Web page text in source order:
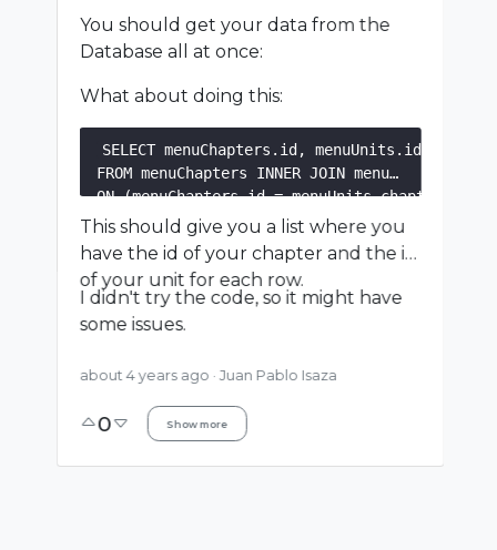
You should get your data from the
Database all at once:
What about doing this:
SELECT menuChapters.id, menuUnits.id
FROM menuChapters INNER JOIN menuUnits
ON (menuChapters.id = menuUnits.chapter_id)
WHERE menuChapters.class=$get_class AND
This should give you a list where you
have the id of your chapter and the id
of your unit for each row.
I didn't try the code, so it might have
some issues.
about 4 years ago · Juan Pablo Isaza
0 Show more